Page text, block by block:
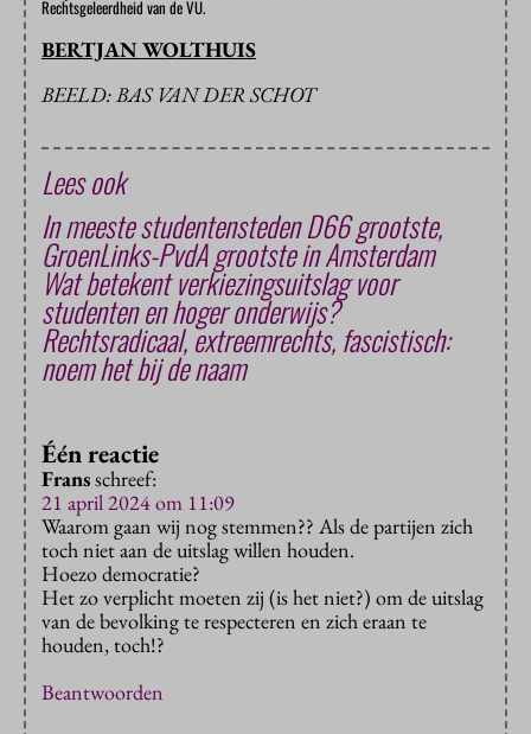
Rechtsgeleerdheid van de VU.
BERTJAN WOLTHUIS
BEELD: BAS VAN DER SCHOT
Lees ook
In meeste studentensteden D66 grootste,
GroenLinks-PvdA grootste in Amsterdam
Wat betekent verkiezingsuitslag voor
studenten en hoger onderwijs?
Rechtsradicaal, extreemrechts, fascistisch:
noem het bij de naam
Één reactie
Fransschreef:
21 april 2024 om 11:09
Waarom gaan wij nog stemmen?? Als de partijen zich
toch niet aan de uitslag willen houden.
Hoezo democratie?
Het zo verplicht moeten zij (is het niet?) om de uitslag
van de bevolking te respecteren en zich eraan te
houden, toch!?
Beantwoorden